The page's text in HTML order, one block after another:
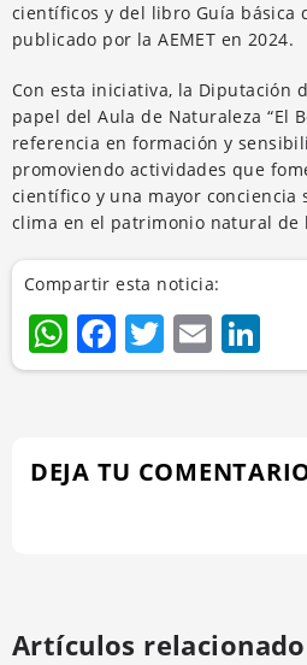
científicos y del libro Guía básica
publicado por la AEMET en 2024.
Con esta iniciativa, la Diputación
papel del Aula de Naturaleza “El
referencia en formación y
promoviendo actividades que
científico y una mayor conciencia
clima en el patrimonio natural de
Compartir esta noticia:
WhatsApp
Facebook
Twitter
Email
DEJA TU
Artículos